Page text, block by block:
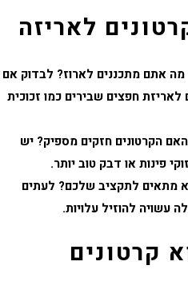
לאריזה
אתם מתכננים לארוז? לבדוק אם
לאריזת חפצים שבירים כמו זכוכית
הקרטונים חזקים מספיק? יש
פינות או דבק טוב יותר.
מתאים לתקציב שלכם? לעתים
עשויה להוזיל עלויות.
קרטונים